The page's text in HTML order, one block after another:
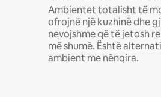
Ambientet totalisht të
ofrojnë një kuzhinë dhe
nevojshme që të jetosh
më shumë. Është
ambient me nënqira.